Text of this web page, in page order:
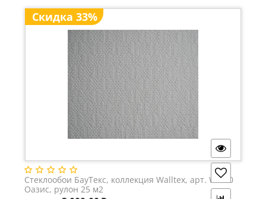
Скидка 33%
Стеклообои БауТекс, коллекция Walltex, арт. W 200
Оазис, рулон 25 м2